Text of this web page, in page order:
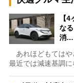
【
な
消…
あれほどもてはや
最近では減速基調